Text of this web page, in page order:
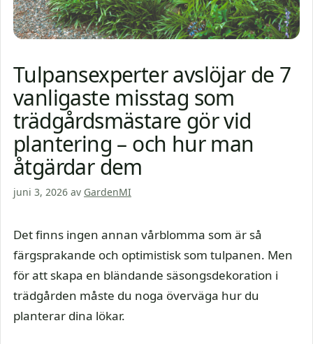
Tulpansexperter avslöjar de 7
vanligaste misstag som
trädgårdsmästare gör vid
plantering – och hur man
åtgärdar dem
juni 3, 2026 av GardenMI
Det finns ingen annan vårblomma som är så
färgsprakande och optimistisk som tulpanen. Men
för att skapa en bländande säsongsdekoration i
trädgården måste du noga överväga hur du
planterar dina lökar.